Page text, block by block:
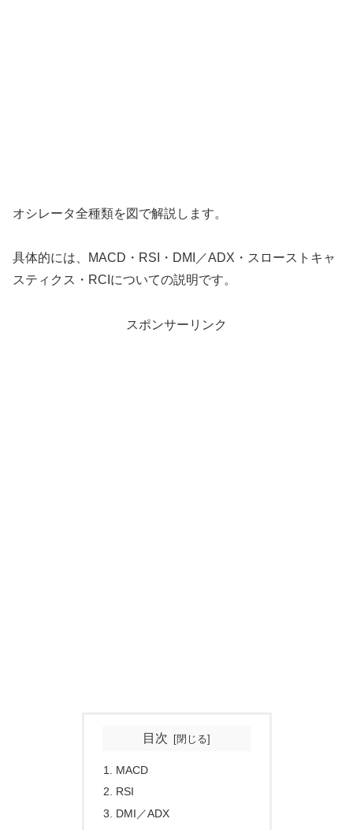
オシレータ全種類を図で解説します。
具体的には、MACD・RSI・DMI／ADX・スローストキャ
スティクス・RCIについての説明です。
スポンサーリンク
目次
MACD
RSI
DMI／ADX